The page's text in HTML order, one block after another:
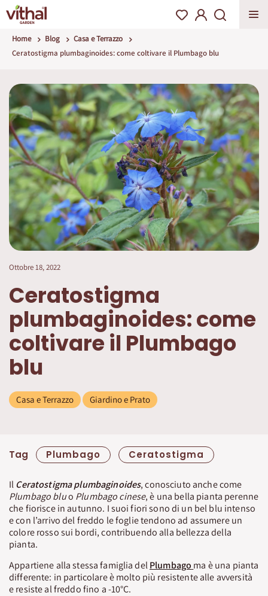
Home Blog
Casa e Terrazzo
Ceratostigma plumbaginoides: come coltivare il Plumbago blu
Ottobre 18, 2022
Ceratostigma
plumbaginoides: come
coltivare il Plumbago
blu
Casa e Terrazzo Giardino e Prato
Tag Plumbago Ceratostigma
IlCeratostigma plumbaginoides, conosciuto anche come
Plumbago bluo Plumbagocinese, è una bella pianta perenne
che fiorisce in autunno. I suoi fiori sono di un bel blu intenso
e con l’arrivo del freddo le foglie tendono ad assumere un
colore rosso sui bordi, contribuendo alla bellezza della
pianta.
Appartiene alla stessa famiglia delPlumbago ma è una pianta
differente: in particolare è molto più resistente alle avversità
e resiste al freddo fino a -10°C.